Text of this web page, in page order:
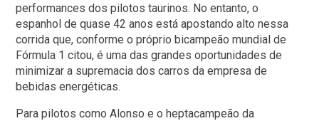
performances dos pilotos taurinos. No entanto, o
espanhol de quase 42 anos está apostando alto nessa
corrida que, conforme o próprio bicampeão mundial de
Fórmula 1 citou, é uma das grandes oportunidades de
minimizar a supremacia dos carros da empresa de
bebidas energéticas.
Para pilotos como Alonso e o heptacampeão da